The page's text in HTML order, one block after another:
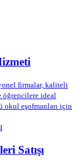
firmalar, kaliteli
öğrencilere ideal
okul eşofmanları için
Satışı